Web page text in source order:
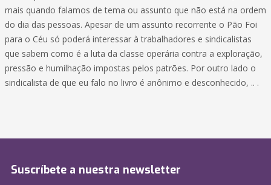
mais quando falamos de tema ou assunto que não está na ordem
do dia das pessoas. Apesar de um assunto recorrente o Pão Foi
para o Céu só poderá interessar à trabalhadores e sindicalistas
que sabem como é a luta da classe operária contra a exploração,
pressão e humilhação impostas pelos patrões. Por outro lado o
sindicalista de que eu falo no livro é anônimo e desconhecido, .. .
Suscríbete a nuestra newsletter